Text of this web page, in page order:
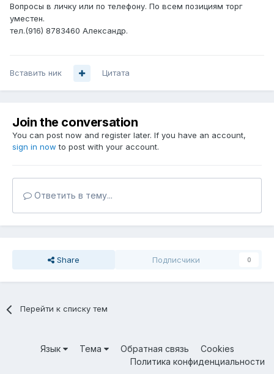
Вопросы в личку или по телефону. По всем позициям торг
уместен.
тел.(916) 8783460 Александр.
Вставить ник Цитата
Join the conversation
You can post now and register later. If you have an account,
sign in now to post with your account.
Ответить в тему...
Share Подписчики 0
Перейти к списку тем
Язык Тема Обратная связь
Cookies
Политика конфиденциальности